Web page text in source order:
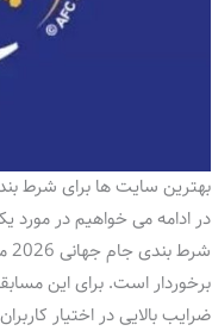
بهترین سایت ها برای شرط بندی
در ادامه می خواهیم در
برخوردار است. برای این
ضرایب بالایی در اختیار